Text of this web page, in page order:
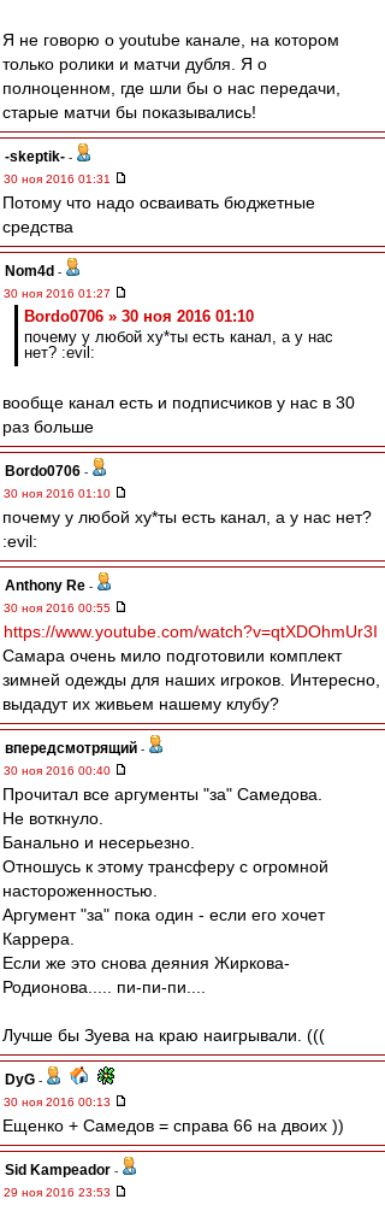
Я не говорю о youtube канале, на котором
только ролики и матчи дубля. Я о
полноценном, где шли бы о нас передачи,
старые матчи бы показывались!
-skeptik- -
30 ноя 2016 01:31
Потому что надо осваивать бюджетные
средства
Nom4d -
30 ноя 2016 01:27
Bordo0706 » 30 ноя 2016 01:10
почему у любой ху*ты есть канал, а у нас
нет? :evil:
вообще канал есть и подписчиков у нас в 30
раз больше
Bordo0706 -
30 ноя 2016 01:10
почему у любой ху*ты есть канал, а у нас нет?
:evil:
Anthony Re -
30 ноя 2016 00:55
https://www.youtube.com/watch?v=qtXDOhmUr3I
Самара очень мило подготовили комплект
зимней одежды для наших игроков. Интересно,
выдадут их живьем нашему клубу?
впередсмотрящий -
30 ноя 2016 00:40
Прочитал все аргументы "за" Самедова.
Не воткнуло.
Банально и несерьезно.
Отношусь к этому трансферу с огромной
настороженностью.
Аргумент "за" пока один - если его хочет
Каррера.
Если же это снова деяния Жиркова-
Родионова..... пи-пи-пи....
Лучше бы Зуева на краю наигрывали. (((
DyG -
30 ноя 2016 00:13
Ещенко + Самедов = справа 66 на двоих ))
Sid Kampeador -
29 ноя 2016 23:53